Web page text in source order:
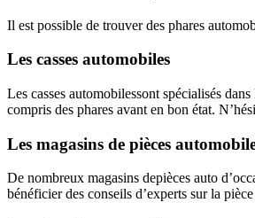
Il est possible de trouver des phares
Les casses automobiles
Les casses automobilessont spécialisés
compris des phares avant en bon état.
Les magasins de pièces
De nombreux magasins depièces auto
bénéficier des conseils d’experts sur la